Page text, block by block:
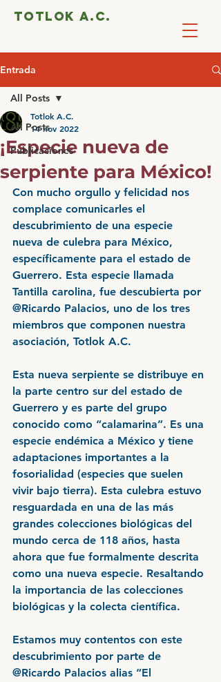
totlok a.c.
Entrada
All Posts
Publicaciones
All Posts
¡Especie nueva de
serpiente para México!
Totlok A.C.
14 nov 2022
Con mucho orgullo y felicidad nos
complace comunicarles el
descubrimiento de una especie
nueva de culebra para México,
específicamente para el estado de
Guerrero. Esta especie llamada
Tantilla carolina, fue descubierta por
@Ricardo Palacios, uno de los tres
miembros que componen nuestra
asociación, Totlok A.C.
Esta nueva serpiente se distribuye en
la parte centro sur del estado de
Guerrero y es parte del grupo
conocido como “calamarina”. Es una
especie endémica a México y tiene
adaptaciones importantes a la
fosorialidad (especies que suelen
vivir bajo tierra). Esta culebra estuvo
resguardada en una de las más
grandes colecciones biológicas del
mundo cerca de 118 años, hasta
ahora que fue formalmente descrita
como una nueva especie. Resaltando
la importancia de las colecciones
biológicas y la colecta científica.
Estamos muy contentos con este
descubrimiento por parte de
@Ricardo Palacios alias “El